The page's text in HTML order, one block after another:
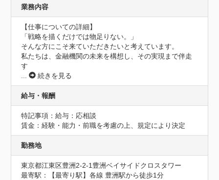
業務内容
【仕事についての詳細】
「戦略を描くだけでは物足りない。」
そんな方にこそ来ていただきたいと考えています。
私たちは、金融機関の未来を構想し、その実現まで伴走
す
...
続きを見る
給与・報酬
特記事項：給与：応相談
賃金：経験・能力・前職を考慮の上、規定により決定
勤務地
東京都江東区豊洲2-2-1豊洲ベイサイドクロスタワー
最寄駅：【最寄り駅】各線 豊洲駅から徒歩1分